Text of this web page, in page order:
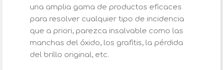
una amplia gama de productos eficaces
para resolver cualquier tipo de incidencia
que a priori, parezca insalvable como las
manchas del óxido, los grafitis, la pérdida
del brillo original, etc.